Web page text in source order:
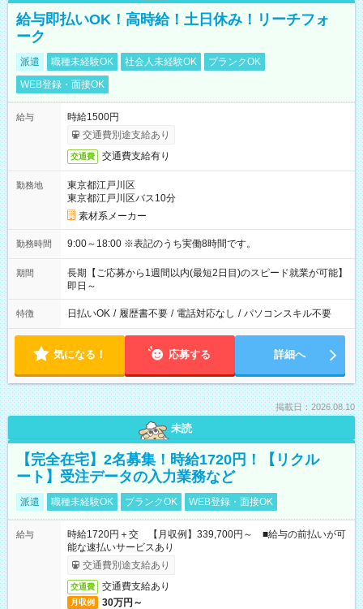
給与即払いOK！高時給！土日休み！リーチフォ
ーク
派遣 職種未経験OK 社会人未経験OK
ブランクOK
WEB登録・面接OK
給与
時給1500円
交通費別途支給あり
交通費 交通費支給有り
勤務地
東京都江戸川区
東京都江戸川区バス10分
素材系メーカー
勤務時間 9:00～18:00 ※表記のうち実働8時間です。
期間
長期【ご応募から1週間以内(最短2日目)のスピード就業が可能】
即日～
特徴 日払いOK / 履歴書不要 / 電話対応なし / パソコンスキル不要
気になる！ 応募する 詳細へ
掲載日：2026.08.10
未読
【完全在宅】2名募集！時給1720円！【リクル
ート】受注データの入力業務など
派遣 職種未経験OK ブランクOK WEB登録・面接OK
給与
時給1720円＋交 【月収例】339,700円～ ■給与の前払いが可
能な速払いサービスあり
交通費別途支給あり
交通費 交通費支給あり
月収例 30万円～